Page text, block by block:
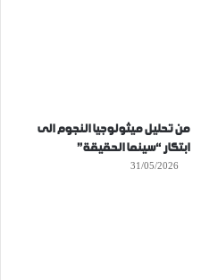
من تحليل ميثولوجيا النجوم الى
ابتكار “سينما الحقيقة”
31/05/2026